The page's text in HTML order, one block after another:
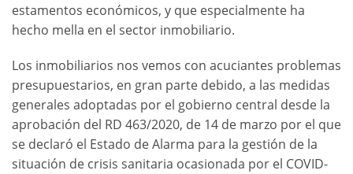
estamentos económicos, y que especialmente ha
hecho mella en el sector inmobiliario.
Los inmobiliarios nos vemos con acuciantes problemas
presupuestarios, en gran parte debido, a las medidas
generales adoptadas por el gobierno central desde la
aprobación del RD 463/2020, de 14 de marzo por el que
se declaró el Estado de Alarma para la gestión de la
situación de crisis sanitaria ocasionada por el COVID-